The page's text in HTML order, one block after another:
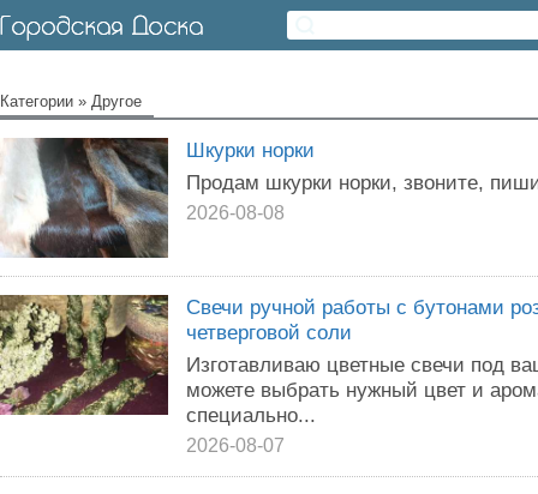
Категории » Другое
Шкурки норки
Продам шкурки норки, звоните,
2026-08-08
Свечи ручной работы с бутонами
четверговой соли
Изготавливаю цветные свечи под
можете выбрать нужный цвет и
специально...
2026-08-07